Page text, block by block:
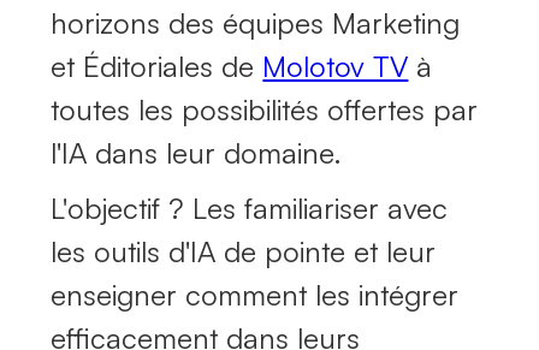
horizons des équipes Marketing
et Éditoriales de Molotov TV à
toutes les possibilités offertes par
l'IA dans leur domaine.
L'objectif ? Les familiariser avec
les outils d'IA de pointe et leur
enseigner comment les intégrer
efficacement dans leurs